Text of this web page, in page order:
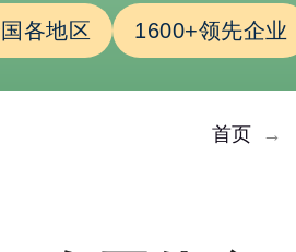
各地区 1600+领先企业
首页 →